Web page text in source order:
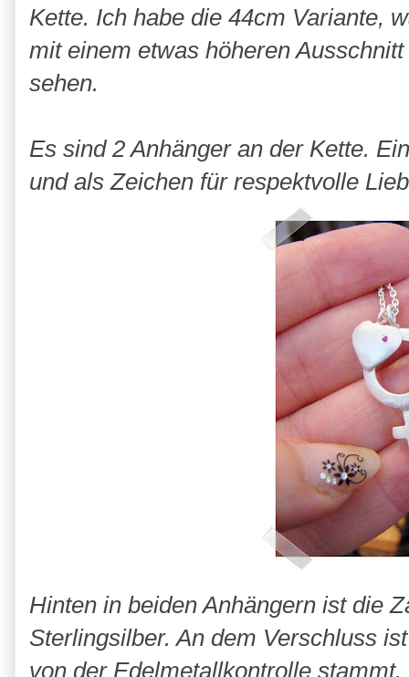
Kette. Ich habe die 44cm Variante,
mit einem etwas höheren
sehen.
Es sind 2 Anhänger an der Kette.
und als Zeichen für respektvolle
Hinten in beiden Anhängern ist die
Sterlingsilber. An dem Verschluss
von der Edelmetallkontrolle stammt.